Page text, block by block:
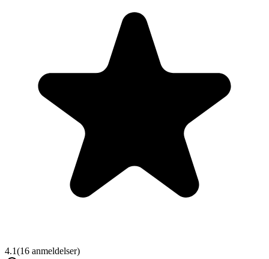
4.1(16 anmeldelser)